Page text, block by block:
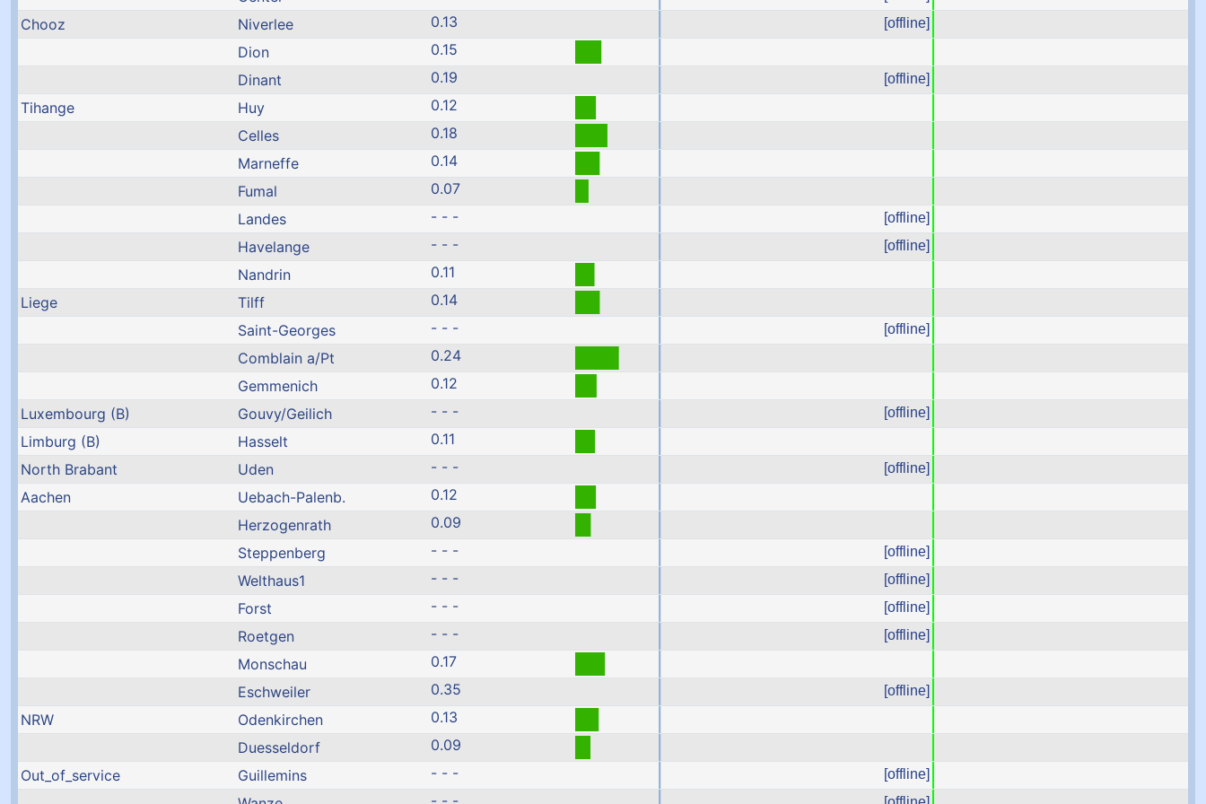
Chooz
Niverlee
0.13
Dion
0.15
Dinant
0.19
Tihange
Huy
0.12
Celles
0.18
Marneffe
0.14
Fumal
0.07
Landes
- - -
Havelange
- - -
Nandrin
0.11
Liege
Tilff
0.14
Saint-Georges
- - -
Comblain a/Pt
0.24
Gemmenich
0.12
Luxembourg (B)
Gouvy/Geilich
- - -
Limburg (B)
Hasselt
0.11
North Brabant
Uden
- - -
Aachen
Uebach-Palenb.
0.12
Herzogenrath
0.09
Steppenberg
- - -
Welthaus1
- - -
Forst
- - -
Roetgen
- - -
Monschau
0.17
Eschweiler
0.35
NRW
Odenkirchen
0.13
Duesseldorf
0.09
Out_of_service
Guillemins
- - -
- - -